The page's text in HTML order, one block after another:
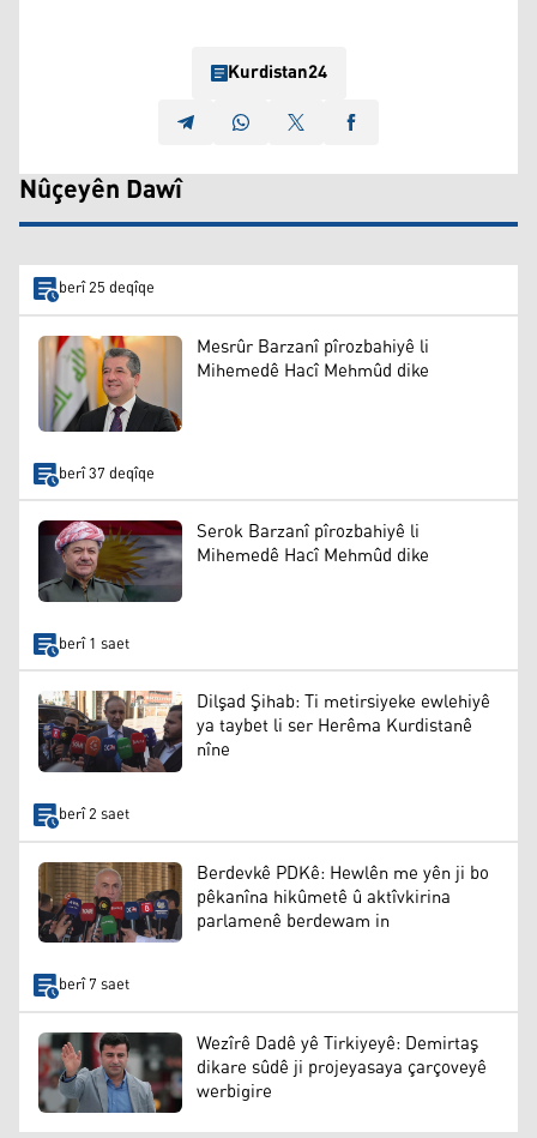
Kurdistan24
Nûçeyên Dawî
berî 25 deqîqe
Mesrûr Barzanî pîrozbahiyê li
Mihemedê Hacî Mehmûd dike
berî 37 deqîqe
Serok Barzanî pîrozbahiyê li
Mihemedê Hacî Mehmûd dike
berî 1 saet
Dilşad Şihab: Ti metirsiyeke ewlehiyê
ya taybet li ser Herêma Kurdistanê
nîne
berî 2 saet
Berdevkê PDKê: Hewlên me yên ji bo
pêkanîna hikûmetê û aktîvkirina
parlamenê berdewam in
berî 7 saet
Wezîrê Dadê yê Tirkiyeyê: Demirtaş
dikare sûdê ji projeyasaya çarçoveyê
werbigire